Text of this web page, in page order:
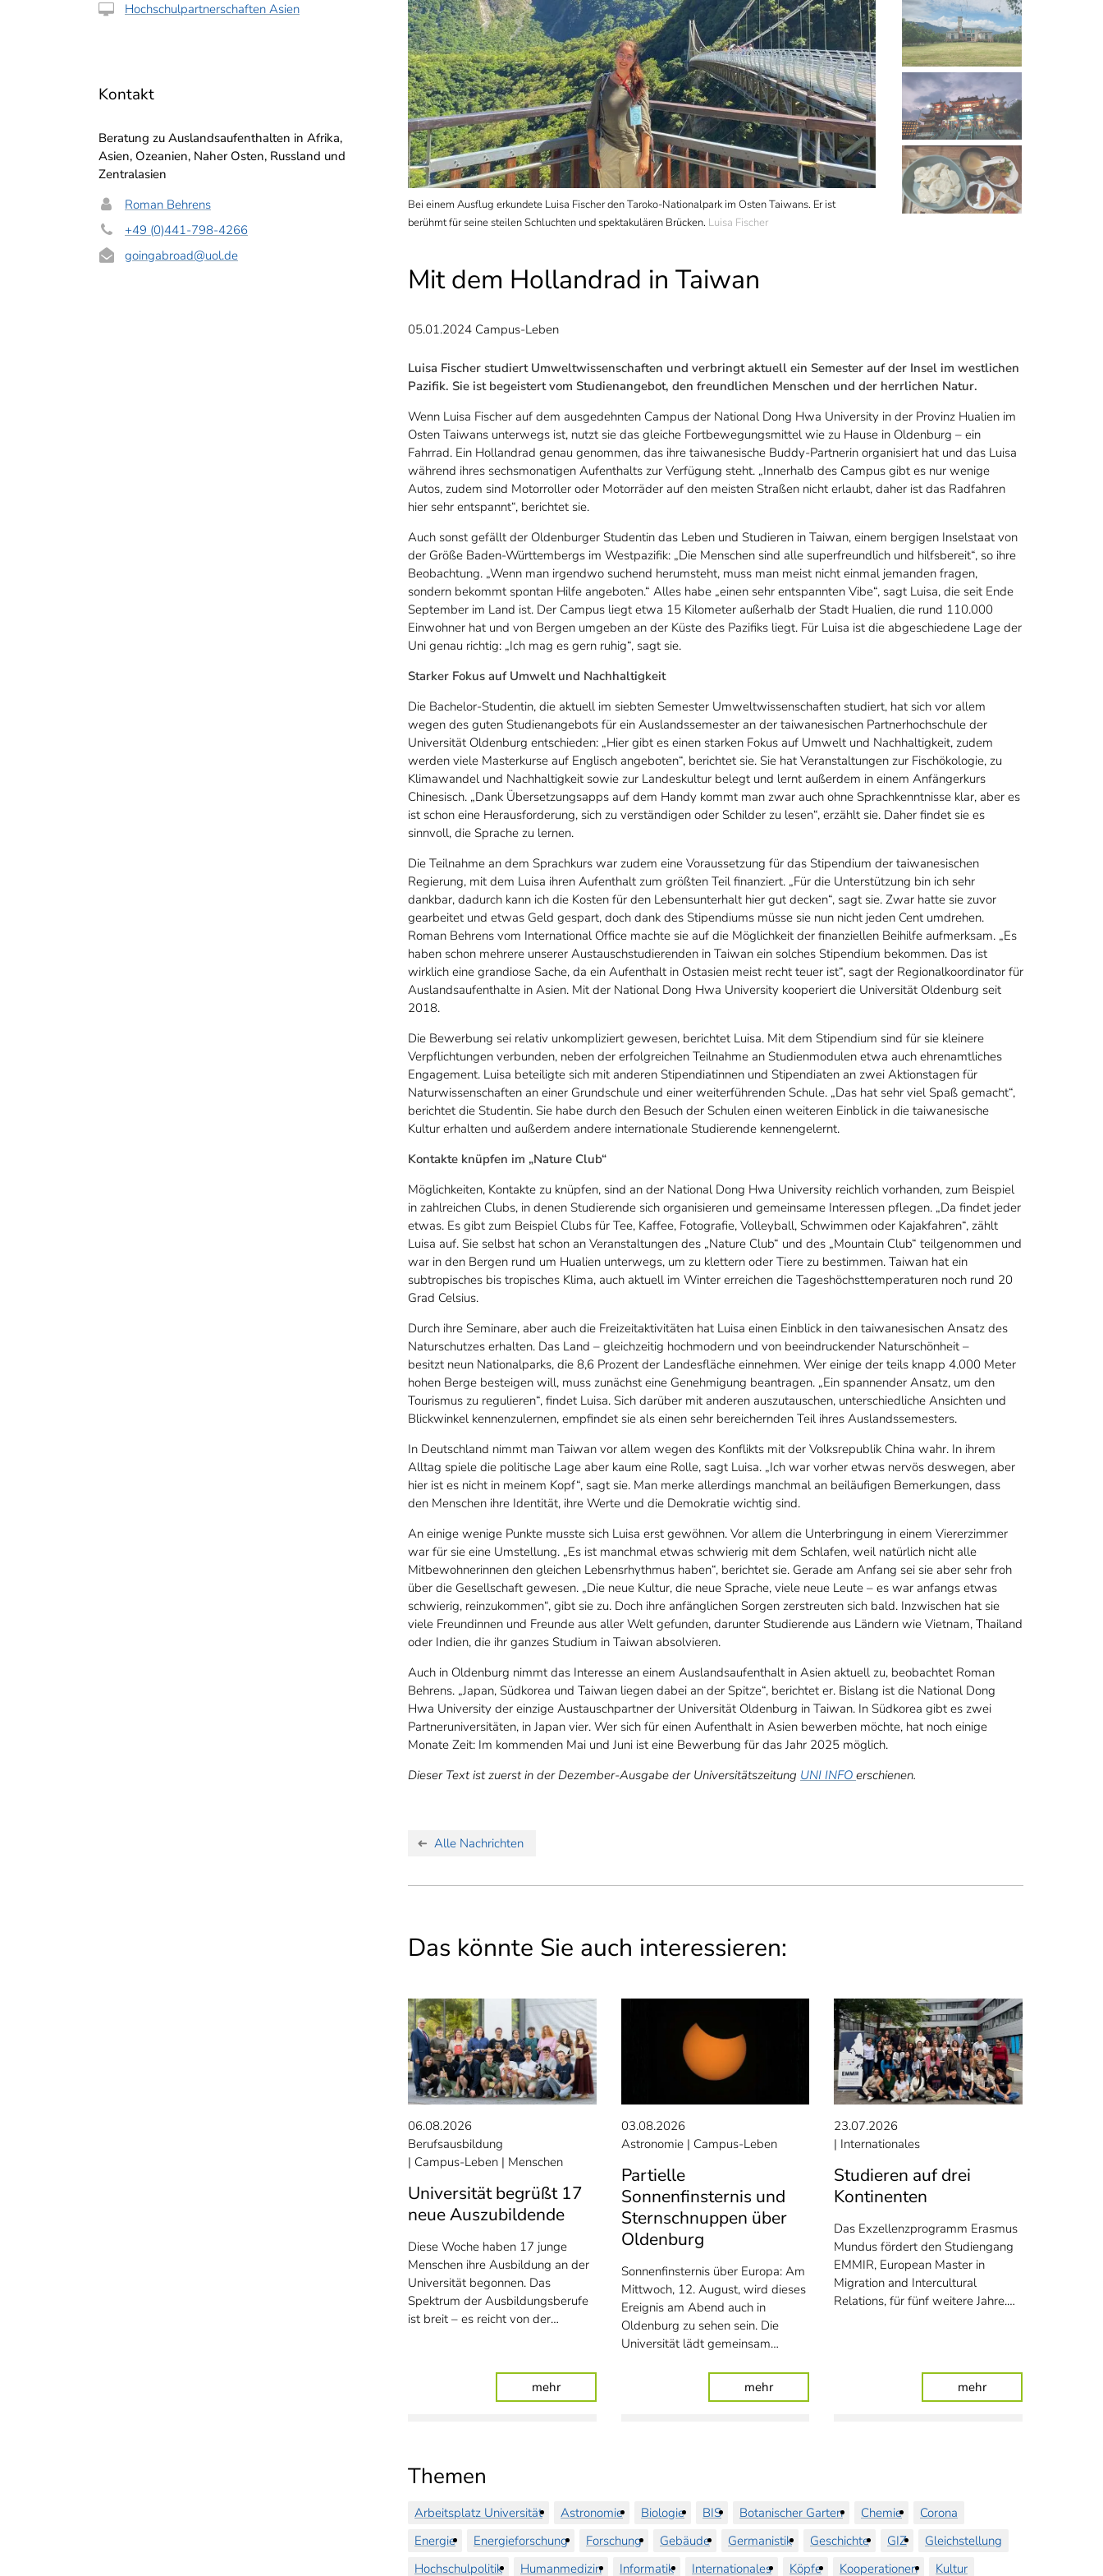
Hochschulpartnerschaften Asien
Kontakt
Beratung zu Auslandsaufenthalten in Afrika,
Asien, Ozeanien, Naher Osten, Russland und
Zentralasien
Roman Behrens
+49 (0)441-798-4266
goingabroad@uol.de
man viel außer Haus.Luisa Fischer
Bei einem Ausflug erkundete Luisa Fischer den Taroko-Nationalpark im Osten Taiwans. Er ist
berühmt für seine steilen Schluchten und spektakulären Brücken. Luisa Fischer
Der Campus der National Dong Hwa
Mit dem Hollandrad in Taiwan
05.01.2024 Campus-Leben
Luisa Fischer studiert Umweltwissenschaften und verbringt aktuell ein Semester auf der Insel im westlichen
Pazifik. Sie ist begeistert vom Studienangebot, den freundlichen Menschen und der herrlichen Natur.
Wenn Luisa Fischer auf dem ausgedehnten Campus der National Dong Hwa University in der Provinz Hualien im
Osten Taiwans unterwegs ist, nutzt sie das gleiche Fortbewegungsmittel wie zu Hause in Oldenburg – ein
Fahrrad. Ein Hollandrad genau genommen, das ihre taiwanesische Buddy-Partnerin organisiert hat und das Luisa
während ihres sechsmonatigen Aufenthalts zur Verfügung steht. „Innerhalb des Campus gibt es nur wenige
Autos, zudem sind Motorroller oder Motorräder auf den meisten Straßen nicht erlaubt, daher ist das Radfahren
hier sehr entspannt“, berichtet sie.
Auch sonst gefällt der Oldenburger Studentin das Leben und Studieren in Taiwan, einem bergigen Inselstaat von
der Größe Baden-Württembergs im Westpazifik: „Die Menschen sind alle superfreundlich und hilfsbereit“, so ihre
Beobachtung. „Wenn man irgendwo suchend herumsteht, muss man meist nicht einmal jemanden fragen,
sondern bekommt spontan Hilfe angeboten.“ Alles habe „einen sehr entspannten Vibe“, sagt Luisa, die seit Ende
September im Land ist. Der Campus liegt etwa 15 Kilometer außerhalb der Stadt Hualien, die rund 110.000
Einwohner hat und von Bergen umgeben an der Küste des Pazifiks liegt. Für Luisa ist die abgeschiedene Lage der
Uni genau richtig: „Ich mag es gern ruhig“, sagt sie.
Starker Fokus auf Umwelt und Nachhaltigkeit
Die Bachelor-Studentin, die aktuell im siebten Semester Umweltwissenschaften studiert, hat sich vor allem
wegen des guten Studienangebots für ein Auslandssemester an der taiwanesischen Partnerhochschule der
Universität Oldenburg entschieden: „Hier gibt es einen starken Fokus auf Umwelt und Nachhaltigkeit, zudem
werden viele Masterkurse auf Englisch angeboten“, berichtet sie. Sie hat Veranstaltungen zur Fischökologie, zu
Klimawandel und Nachhaltigkeit sowie zur Landeskultur belegt und lernt außerdem in einem Anfängerkurs
Chinesisch. „Dank Übersetzungsapps auf dem Handy kommt man zwar auch ohne Sprachkenntnisse klar, aber es
ist schon eine Herausforderung, sich zu verständigen oder Schilder zu lesen“, erzählt sie. Daher findet sie es
sinnvoll, die Sprache zu lernen.
Die Teilnahme an dem Sprachkurs war zudem eine Voraussetzung für das Stipendium der taiwanesischen
Regierung, mit dem Luisa ihren Aufenthalt zum größten Teil finanziert. „Für die Unterstützung bin ich sehr
dankbar, dadurch kann ich die Kosten für den Lebensunterhalt hier gut decken“, sagt sie. Zwar hatte sie zuvor
gearbeitet und etwas Geld gespart, doch dank des Stipendiums müsse sie nun nicht jeden Cent umdrehen.
Roman Behrens vom International Office machte sie auf die Möglichkeit der finanziellen Beihilfe aufmerksam. „Es
haben schon mehrere unserer Austauschstudierenden in Taiwan ein solches Stipendium bekommen. Das ist
wirklich eine grandiose Sache, da ein Aufenthalt in Ostasien meist recht teuer ist“, sagt der Regionalkoordinator für
Auslandsaufenthalte in Asien. Mit der National Dong Hwa University kooperiert die Universität Oldenburg seit
2018.
Die Bewerbung sei relativ unkompliziert gewesen, berichtet Luisa. Mit dem Stipendium sind für sie kleinere
Verpflichtungen verbunden, neben der erfolgreichen Teilnahme an Studienmodulen etwa auch ehrenamtliches
Engagement. Luisa beteiligte sich mit anderen Stipendiatinnen und Stipendiaten an zwei Aktionstagen für
Naturwissenschaften an einer Grundschule und einer weiterführenden Schule. „Das hat sehr viel Spaß gemacht“,
berichtet die Studentin. Sie habe durch den Besuch der Schulen einen weiteren Einblick in die taiwanesische
Kultur erhalten und außerdem andere internationale Studierende kennengelernt.
Kontakte knüpfen im „Nature Club“
Möglichkeiten, Kontakte zu knüpfen, sind an der National Dong Hwa University reichlich vorhanden, zum Beispiel
in zahlreichen Clubs, in denen Studierende sich organisieren und gemeinsame Interessen pflegen. „Da findet jeder
etwas. Es gibt zum Beispiel Clubs für Tee, Kaffee, Fotografie, Volleyball, Schwimmen oder Kajakfahren“, zählt
Luisa auf. Sie selbst hat schon an Veranstaltungen des „Nature Club“ und des „Mountain Club“ teilgenommen und
war in den Bergen rund um Hualien unterwegs, um zu klettern oder Tiere zu bestimmen. Taiwan hat ein
subtropisches bis tropisches Klima, auch aktuell im Winter erreichen die Tageshöchsttemperaturen noch rund 20
Grad Celsius.
Durch ihre Seminare, aber auch die Freizeitaktivitäten hat Luisa einen Einblick in den taiwanesischen Ansatz des
Naturschutzes erhalten. Das Land – gleichzeitig hochmodern und von beeindruckender Naturschönheit –
besitzt neun Nationalparks, die 8,6 Prozent der Landesfläche einnehmen. Wer einige der teils knapp 4.000 Meter
hohen Berge besteigen will, muss zunächst eine Genehmigung beantragen. „Ein spannender Ansatz, um den
Tourismus zu regulieren“, findet Luisa. Sich darüber mit anderen auszutauschen, unterschiedliche Ansichten und
Blickwinkel kennenzulernen, empfindet sie als einen sehr bereichernden Teil ihres Auslandssemesters.
In Deutschland nimmt man Taiwan vor allem wegen des Konflikts mit der Volksrepublik China wahr. In ihrem
Alltag spiele die politische Lage aber kaum eine Rolle, sagt Luisa. „Ich war vorher etwas nervös deswegen, aber
hier ist es nicht in meinem Kopf“, sagt sie. Man merke allerdings manchmal an beiläufigen Bemerkungen, dass
den Menschen ihre Identität, ihre Werte und die Demokratie wichtig sind.
An einige wenige Punkte musste sich Luisa erst gewöhnen. Vor allem die Unterbringung in einem Viererzimmer
war für sie eine Umstellung. „Es ist manchmal etwas schwierig mit dem Schlafen, weil natürlich nicht alle
Mitbewohnerinnen den gleichen Lebensrhythmus haben“, berichtet sie. Gerade am Anfang sei sie aber sehr froh
über die Gesellschaft gewesen. „Die neue Kultur, die neue Sprache, viele neue Leute – es war anfangs etwas
schwierig, reinzukommen“, gibt sie zu. Doch ihre anfänglichen Sorgen zerstreuten sich bald. Inzwischen hat sie
viele Freundinnen und Freunde aus aller Welt gefunden, darunter Studierende aus Ländern wie Vietnam, Thailand
oder Indien, die ihr ganzes Studium in Taiwan absolvieren.
Auch in Oldenburg nimmt das Interesse an einem Auslandsaufenthalt in Asien aktuell zu, beobachtet Roman
Behrens. „Japan, Südkorea und Taiwan liegen dabei an der Spitze“, berichtet er. Bislang ist die National Dong
Hwa University der einzige Austauschpartner der Universität Oldenburg in Taiwan. In Südkorea gibt es zwei
Partneruniversitäten, in Japan vier. Wer sich für einen Aufenthalt in Asien bewerben möchte, hat noch einige
Monate Zeit: Im kommenden Mai und Juni ist eine Bewerbung für das Jahr 2025 möglich.
Dieser Text ist zuerst in der Dezember-Ausgabe der Universitätszeitung UNI INFO erschienen.
Alle Nachrichten
Das könnte Sie auch interessieren:
06.08.2026
Berufsausbildung
Campus-Leben
Menschen
Universität begrüßt 17
neue Auszubildende
Diese Woche haben 17 junge
Menschen ihre Ausbildung an der
Universität begonnen. Das
Spektrum der Ausbildungsberufe
ist breit – es reicht von der…
mehr: Universität begrüßt 17 neue Auszubildende
03.08.2026
Astronomie
Campus-Leben
Partielle
Sonnenfinsternis und
Sternschnuppen über
Oldenburg
Sonnenfinsternis über Europa: Am
Mittwoch, 12. August, wird dieses
Ereignis am Abend auch in
Oldenburg zu sehen sein. Die
Universität lädt gemeinsam…
mehr: Partielle Sonnenfinsternis und Sternschnuppen über
23.07.2026
Internationales
Studieren auf drei
Kontinenten
Das Exzellenzprogramm Erasmus
Mundus fördert den Studiengang
EMMIR, European Master in
Migration and Intercultural
Relations, für fünf weitere Jahre.…
mehr: Studieren auf drei
Themen
Arbeitsplatz Universität Astronomie Biologie BIS Botanischer Garten Chemie
Corona
Energie
Energieforschung Forschung Gebäude Germanistik Geschichte GIZ
Gleichstellung
Hochschulpolitik
Humanmedizin Informatik Internationales Köpfe Kooperationen Kultur